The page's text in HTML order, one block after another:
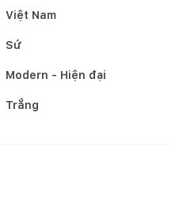
Việt Nam
Sứ
Modern - Hiện đại
Trắng